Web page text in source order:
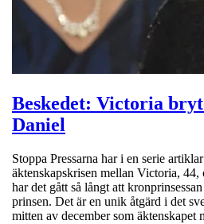
Beskedet: Victoria
Daniel
Stoppa Pressarna har i en serie
äktenskapskrisen mellan Victoria,
har det gått så långt att
prinsen. Det är en unik åtgärd i det
mitten av december som